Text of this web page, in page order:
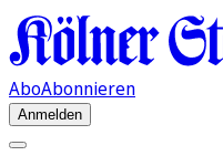
AboAbonnieren
Anmelden